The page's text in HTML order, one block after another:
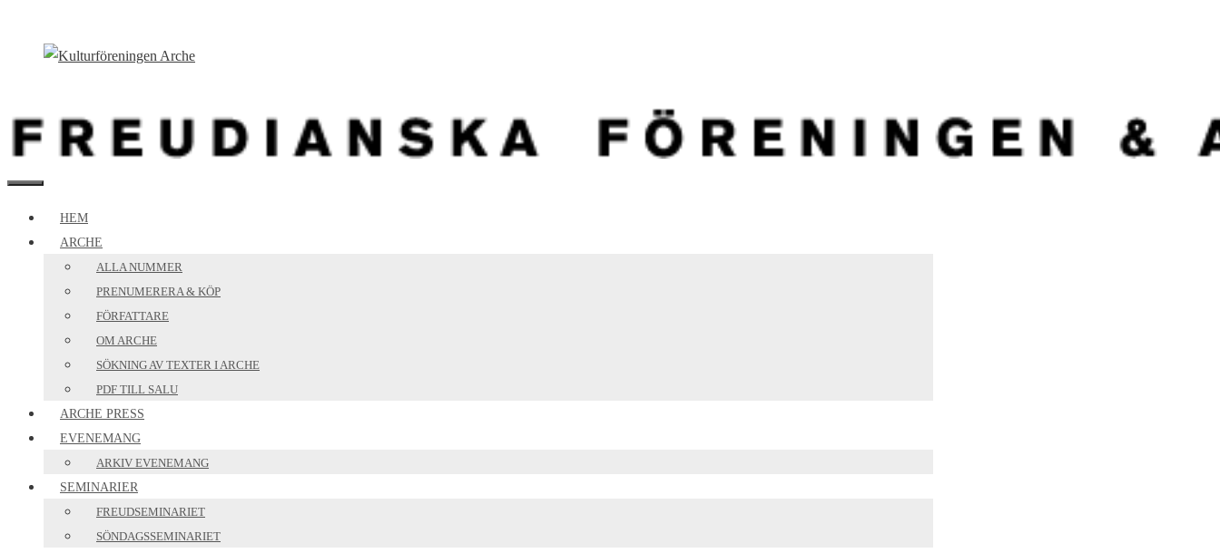
MENY
HEM
ARCHE
ALLA NUMMER
PRENUMERERA & KÖP
FÖRFATTARE
OM ARCHE
SÖKNING AV TEXTER I ARCHE
PDF TILL SALU
ARCHE PRESS
EVENEMANG
ARKIV EVENEMANG
SEMINARIER
FREUDSEMINARIET
SÖNDAGSSEMINARIET